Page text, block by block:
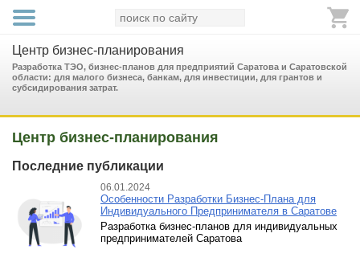
Центр бизнес-планирования
Разработка ТЭО, бизнес-планов для предприятий Саратова и Саратовской
области: для малого бизнеса, банкам, для инвестиции, для грантов и
субсидирования затрат.
Центр бизнес-планирования
Последние публикации
06.01.2024
Особенности Разработки Бизнес-Плана для
Индивидуального Предпринимателя в Саратове
Разработка бизнес-планов для индивидуальных
предпринимателей Саратова